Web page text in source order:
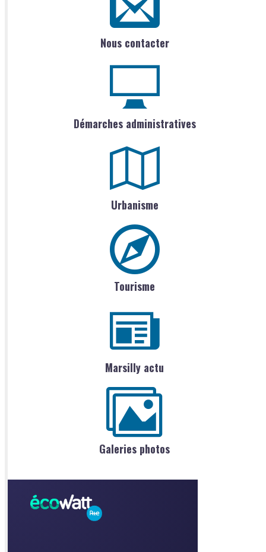
Nous contacter
Démarches administratives
Urbanisme
Tourisme
Marsilly actu
Galeries photos